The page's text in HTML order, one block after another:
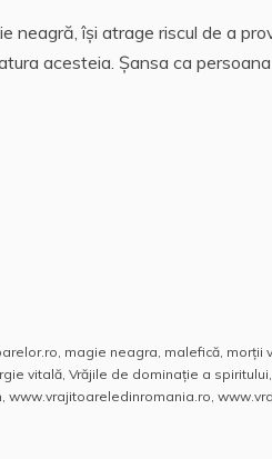
neagră, îşi atrage riscul de a
acesteia. Şansa ca
magie neagra malefică morţii
vitală Vrăjile de dominaţie a spiritului
www.vrajitoareledinromania.ro